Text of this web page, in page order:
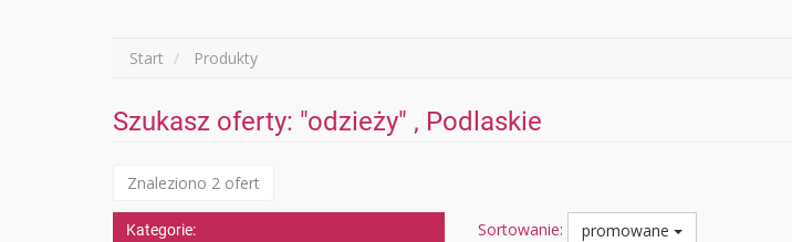
Start Produkty
Szukasz oferty: "odzieży" , Podlaskie
Znaleziono 2 ofert
Kategorie: Sortowanie: promowane